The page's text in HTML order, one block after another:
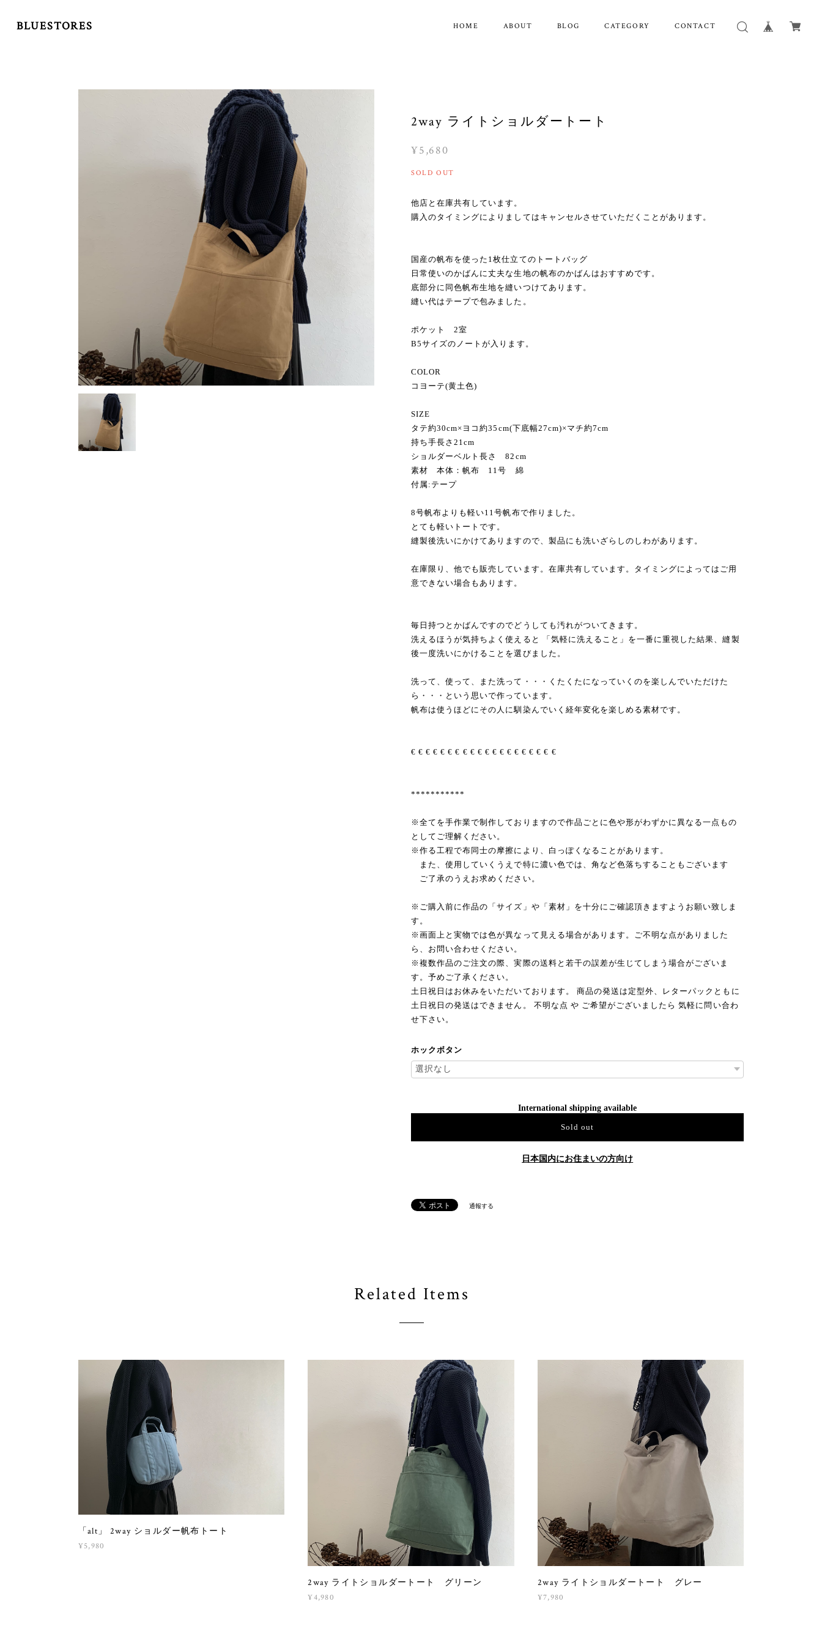
BLUESTORES HOME ABOUT BLOG CATEGORY CONTACT
2way ライトショルダートート
¥5,680
SOLD OUT
他店と在庫共有しています。
購入のタイミングによりましてはキャンセルさせていただくことがあります。
国産の帆布を使った1枚仕立てのトートバッグ
日常使いのかばんに丈夫な生地の帆布のかばんはおすすめです。
底部分に同色帆布生地を縫いつけてあります。
縫い代はテープで包みました。
ポケット 2室
B5サイズのノートが入ります。
COLOR
コヨーテ(黄土色)
SIZE
タテ約30cm×ヨコ約35cm(下底幅27cm)×マチ約7cm
持ち手長さ21cm
ショルダーベルト長さ 82cm
素材 本体：帆布 11号 綿
付属:テープ
8号帆布よりも軽い11号帆布で作りました。
とても軽いトートです。
縫製後洗いにかけてありますので、製品にも洗いざらしのしわがあります。
在庫限り、他でも販売しています。在庫共有しています。タイミングによってはご用
意できない場合もあります。
毎日持つとかばんですのでどうしても汚れがついてきます。
洗えるほうが気持ちよく使えると 「気軽に洗えること」を一番に重視した結果、縫製
後一度洗いにかけることを選びました。
洗って、使って、また洗って・・・くたくたになっていくのを楽しんでいただけた
ら・・・という思いで作っています。
帆布は使うほどにその人に馴染んでいく経年変化を楽しめる素材です。
€ € € € € € € € € € € € € € € € € € € €
***********
※全てを手作業で制作しておりますので作品ごとに色や形がわずかに異なる一点もの
としてご理解ください。
※作る工程で布同士の摩擦により、白っぽくなることがあります。
また、使用していくうえで特に濃い色では、角など色落ちすることもございます
ご了承のうえお求めください。
※ご購入前に作品の「サイズ」や「素材」を十分にご確認頂きますようお願い致しま
す。
※画面上と実物では色が異なって見える場合があります。ご不明な点がありました
ら、お問い合わせください。
※複数作品のご注文の際、実際の送料と若干の誤差が生じてしまう場合がございま
す。予めご了承ください。
土日祝日はお休みをいただいております。 商品の発送は定型外、レターパックともに
土日祝日の発送はできません。 不明な点 や ご希望がございましたら 気軽に問い合わ
せ下さい。
ホックボタン
International shipping available
Sold out
日本国内にお住まいの方向け
通報する
Related Items
「alt」 2way ショルダー帆布トート
¥5,980
2way ライトショルダートート グリーン
¥4,980
2way ライトショルダートート グレー
¥7,980